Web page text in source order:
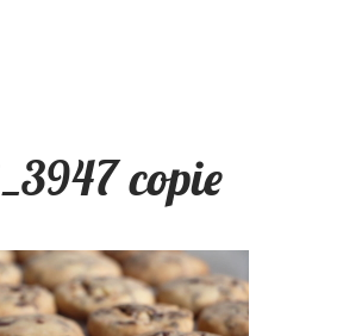
copie